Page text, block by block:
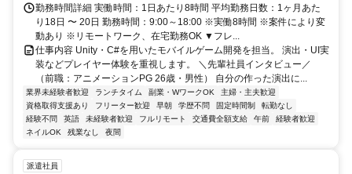
勤務時間詳細 実働時間：1日あたり8時間 平均勤務日数：1ヶ月あた
り18日 〜 20日 勤務時間：9:00～18:00 ※実働8時間 ※案件により変
動あり ※リモートワーク、在宅勤務OK ▼フレ...
仕事内容 Unity・C#を用いたモバイルゲーム開発を担当。 演出・UI実
装などプレイヤー体験を重視します。 ＼先輩社員インタビュー／
（前職：アニメーションPG 26歳・男性） 自分の作った演出に...
業界未経験者歓迎 ランチタイム 副業・WワークOK
主婦・主夫歓迎
資格取得支援あり
フリーター歓迎 早朝 学歴不問 固定時間制
転勤なし
経験不問
英語 未経験者歓迎 フルリモート 交通費全額支給 午前
経験者歓迎
ネイルOK
残業なし 夜間
派遣社員